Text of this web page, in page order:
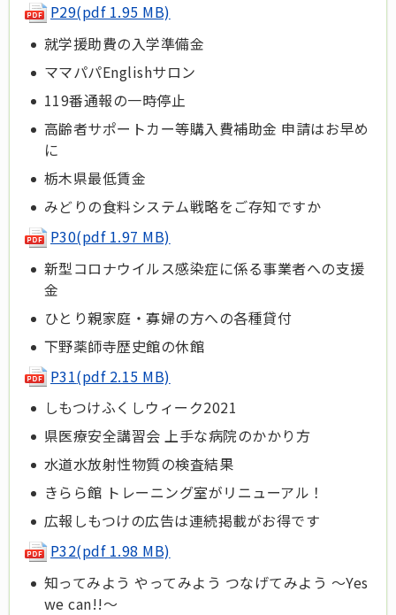
P29(pdf 1.95 MB)
就学援助費の入学準備金
ママパパEnglishサロン
119番通報の一時停止
高齢者サポートカー等購入費補助金 申請はお早め
に
栃木県最低賃金
みどりの食料システム戦略をご存知ですか
P30(pdf 1.97 MB)
新型コロナウイルス感染症に係る事業者への支援
金
ひとり親家庭・寡婦の方への各種貸付
下野薬師寺歴史館の休館
P31(pdf 2.15 MB)
しもつけふくしウィーク2021
県医療安全講習会 上手な病院のかかり方
水道水放射性物質の検査結果
きらら館 トレーニング室がリニューアル！
広報しもつけの広告は連続掲載がお得です
P32(pdf 1.98 MB)
知ってみよう やってみよう つなげてみよう ～Yes
we can!!～